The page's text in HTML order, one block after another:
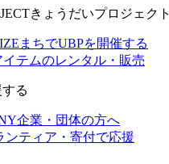
きょうだいプロジェクト
まちでUBPを開催する
イテムのレンタル・販売
る
企業・団体の方へ
ンティア・寄付で応援